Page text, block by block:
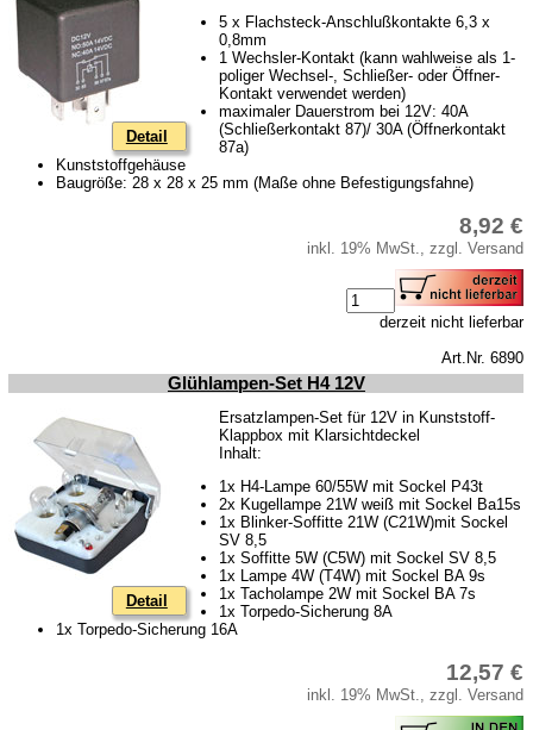
Detail
5 x Flachsteck-Anschlußkontakte 6,3 x
0,8mm
1 Wechsler-Kontakt (kann wahlweise als 1-
poliger Wechsel-, Schließer- oder Öffner-
Kontakt verwendet werden)
maximaler Dauerstrom bei 12V: 40A
(Schließerkontakt 87)/ 30A (Öffnerkontakt
87a)
Kunststoffgehäuse
Baugröße: 28 x 28 x 25 mm (Maße ohne Befestigungsfahne)
8,92 €
inkl. 19% MwSt., zzgl. Versand
derzeit nicht lieferbar
Art.Nr. 6890
Glühlampen-Set H4 12V
Detail
Ersatzlampen-Set für 12V in Kunststoff-
Klappbox mit Klarsichtdeckel
Inhalt:
1x H4-Lampe 60/55W mit Sockel P43t
2x Kugellampe 21W weiß mit Sockel Ba15s
1x Blinker-Soffitte 21W (C21W)mit Sockel
SV 8,5
1x Soffitte 5W (C5W) mit Sockel SV 8,5
1x Lampe 4W (T4W) mit Sockel BA 9s
1x Tacholampe 2W mit Sockel BA 7s
1x Torpedo-Sicherung 8A
1x Torpedo-Sicherung 16A
12,57 €
inkl. 19% MwSt., zzgl. Versand